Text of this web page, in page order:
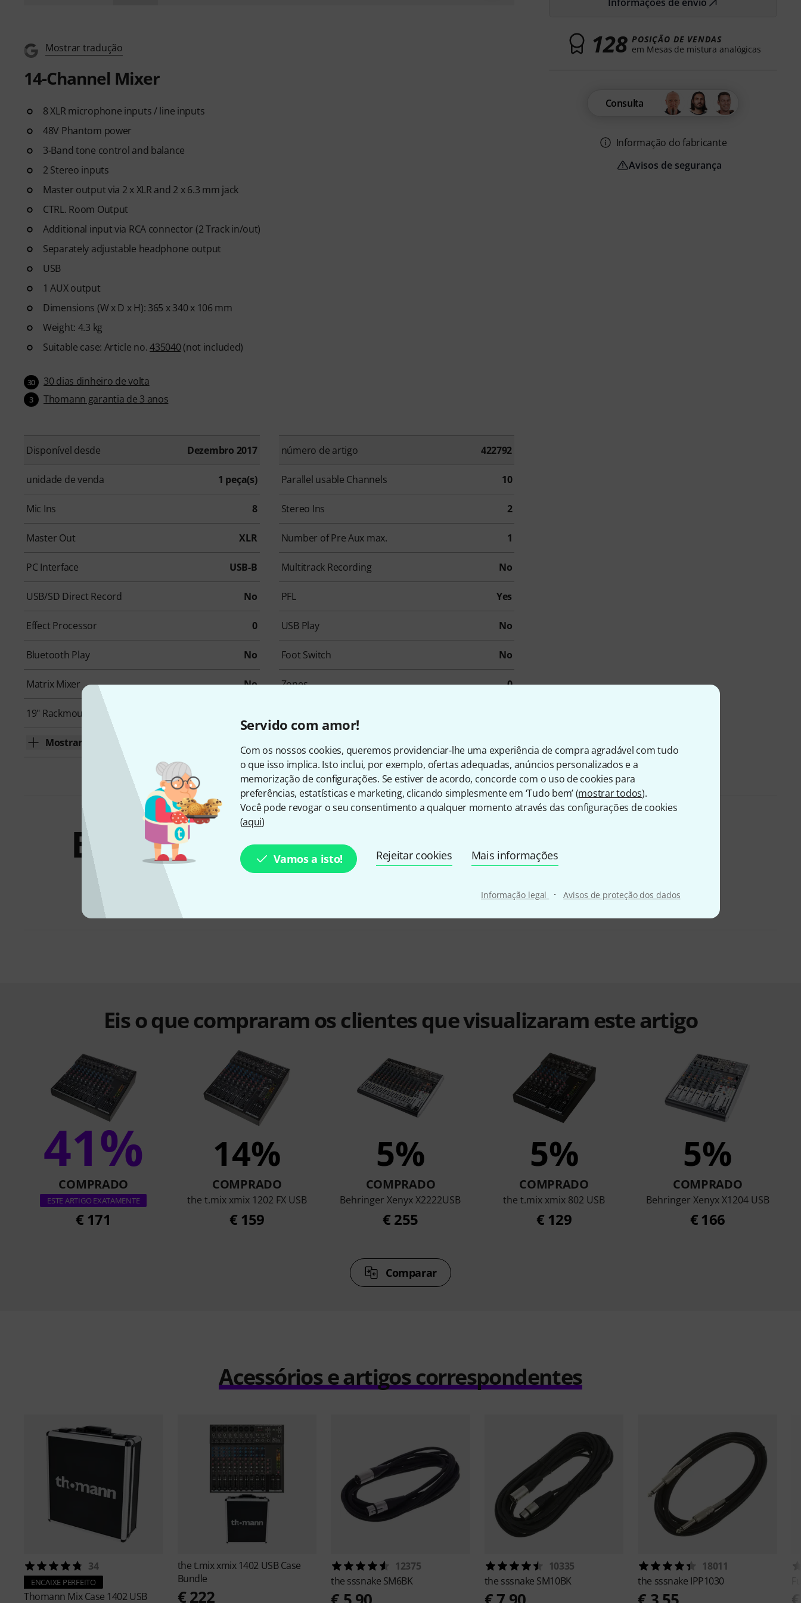
Servido com amor!
Com os nossos cookies, queremos providenciar-lhe uma experiência de compra agradável com tudo
o que isso implica. Isto inclui, por exemplo, ofertas adequadas, anúncios personalizados e a
memorização de configurações. Se estiver de acordo, concorde com o uso de cookies para
preferências, estatísticas e marketing, clicando simplesmente em ‘Tudo bem’ (mostrar todos).
Você pode revogar o seu consentimento a qualquer momento através das configurações de cookies
(aqui)
Vamos a isto! Rejeitar cookies Mais informações
Informação legal · Avisos de proteção dos dados
Mostrar tradução
14-Channel Mixer
8 XLR microphone inputs / line inputs
48V Phantom power
3-Band tone control and balance
2 Stereo inputs
Master output via 2 x XLR and 2 x 6.3 mm jack
CTRL. Room Output
Additional input via RCA connector (2 Track in/out)
Separately adjustable headphone output
USB
1 AUX output
Dimensions (W x D x H): 365 x 340 x 106 mm
Weight: 4.3 kg
Suitable case: Article no.435040 (not included)
30 30 dias dinheiro de volta
3 Thomann garantia de 3 anos
Disponível desde Dezembro 2017 número de artigo 422792
unidade de venda 1 peça(s) Parallel usable Channels 10
Mic Ins 8 Stereo Ins 2
Master Out XLR Number of Pre Aux max. 1
PC Interface USB-B Multitrack Recording No
USB/SD Direct Record No PFL Yes
Effect Processor 0 USB Play No
Bluetooth Play No Foot Switch No
Matrix Mixer No Zones 0
19" Rackmount
Mostrar mais
Informações de envio
128 POSIÇÃO DE VENDAS
em Mesas de mistura analógicas
Consulta
Informação do fabricante
Avisos de segurança
Bundles &
ofertas
the t.mix xmix 1402 USB Case Bundle
€ 222
Eis o que compraram os clientes que visualizaram este artigo
41%
COMPRADO
ESTE ARTIGO EXATAMENTE
€ 171
14%
COMPRADO
the t.mix xmix 1202 FX USB
€ 159
5%
COMPRADO
Behringer Xenyx X2222USB
€ 255
5%
COMPRADO
the t.mix xmix 802 USB
€ 129
5%
COMPRADO
Behringer Xenyx X1204 USB
€ 166
Comparar
Acessórios e artigos correspondentes
34
ENCAIXE PERFEITO
Thomann Mix Case 1402 USB
the t.mixxmix 1402 USB Case
Bundle
€ 222
12375
the sssnake SM6BK
10335
the sssnake SM10BK
18011
the sssnake IPP1030